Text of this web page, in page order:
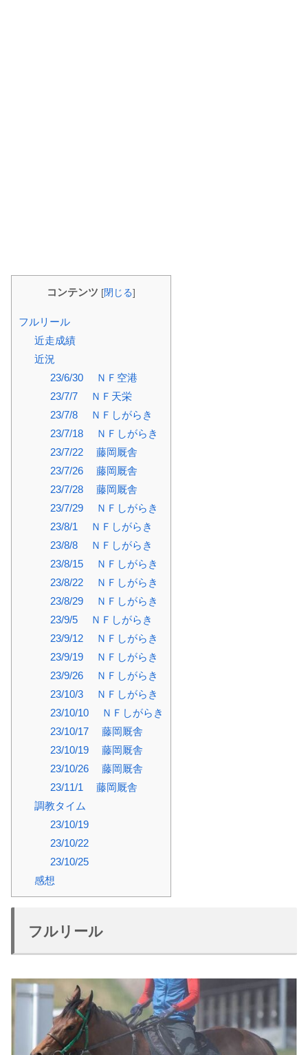
コンテンツ [閉じる]
フルリール
近走成績
近況
23/6/30 ＮＦ空港
23/7/7 ＮＦ天栄
23/7/8 ＮＦしがらき
23/7/18 ＮＦしがらき
23/7/22 藤岡厩舎
23/7/26 藤岡厩舎
23/7/28 藤岡厩舎
23/7/29 ＮＦしがらき
23/8/1 ＮＦしがらき
23/8/8 ＮＦしがらき
23/8/15 ＮＦしがらき
23/8/22 ＮＦしがらき
23/8/29 ＮＦしがらき
23/9/5 ＮＦしがらき
23/9/12 ＮＦしがらき
23/9/19 ＮＦしがらき
23/9/26 ＮＦしがらき
23/10/3 ＮＦしがらき
23/10/10 ＮＦしがらき
23/10/17 藤岡厩舎
23/10/19 藤岡厩舎
23/10/26 藤岡厩舎
23/11/1 藤岡厩舎
調教タイム
23/10/19
23/10/22
23/10/25
感想
フルリール